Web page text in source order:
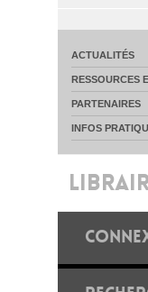
ACTUALITÉS
RESSOURCES
PARTENAIRES
INFOS